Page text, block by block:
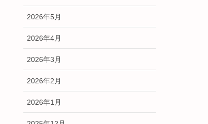
2026年5月
2026年4月
2026年3月
2026年2月
2026年1月